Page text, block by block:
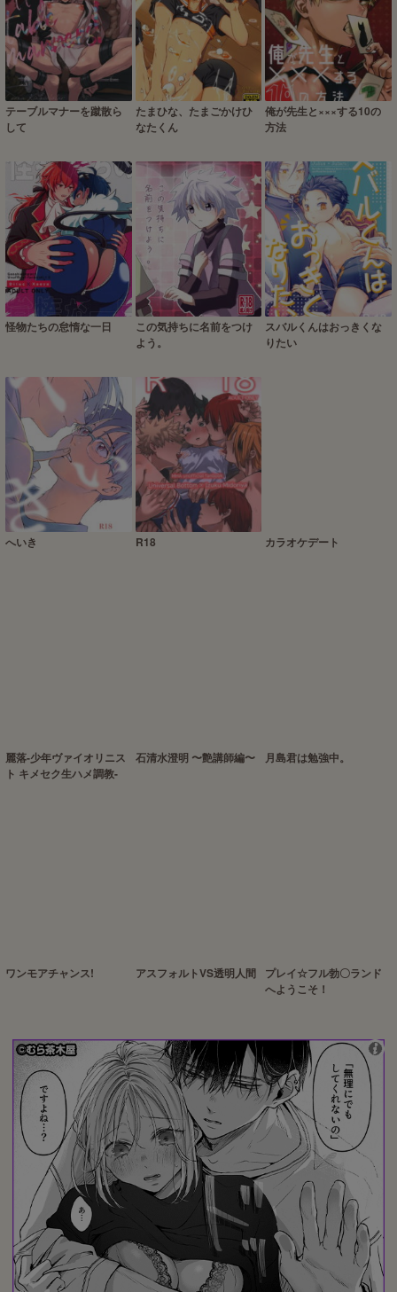
テーブルマナーを蹴散ら
して
たまひな、たまごかけひ
なたくん
俺が先生と×××する10の
方法
怪物たちの怠惰な一日
この気持ちに名前をつけ
よう。
スバルくんはおっきくな
りたい
へいき R18 カラオケデート
麗落-少年ヴァイオリニス
ト キメセク生ハメ調教-
石清水澄明 〜艶講師編〜 月島君は勉強中。
ワンモアチャンス! アスフォルトVS透明人間
プレイ☆フル勃〇ランド
へようこそ！